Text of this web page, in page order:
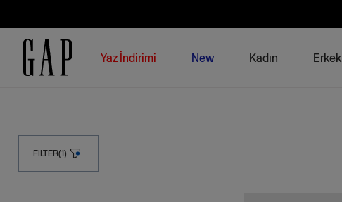
Yaz İndirimi New Kadın Erkek
FILTER(1)